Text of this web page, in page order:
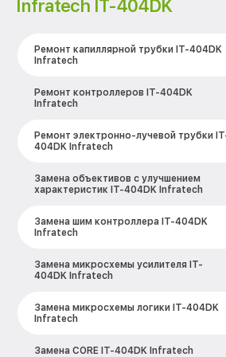
Infratech IT-404DK
Ремонт капиллярной трубки IT-404DK
Infratech
Ремонт контроллеров IT-404DK
Infratech
Ремонт электронно-лучевой трубки
404DK Infratech
Замена объективов с улучшением
характеристик IT-404DK Infratech
Замена шим контроллера IT-404DK
Infratech
Замена микросхемы усилителя IT-
404DK Infratech
Замена микросхемы логики IT-404DK
Infratech
Замена CORE IT-404DK Infratech